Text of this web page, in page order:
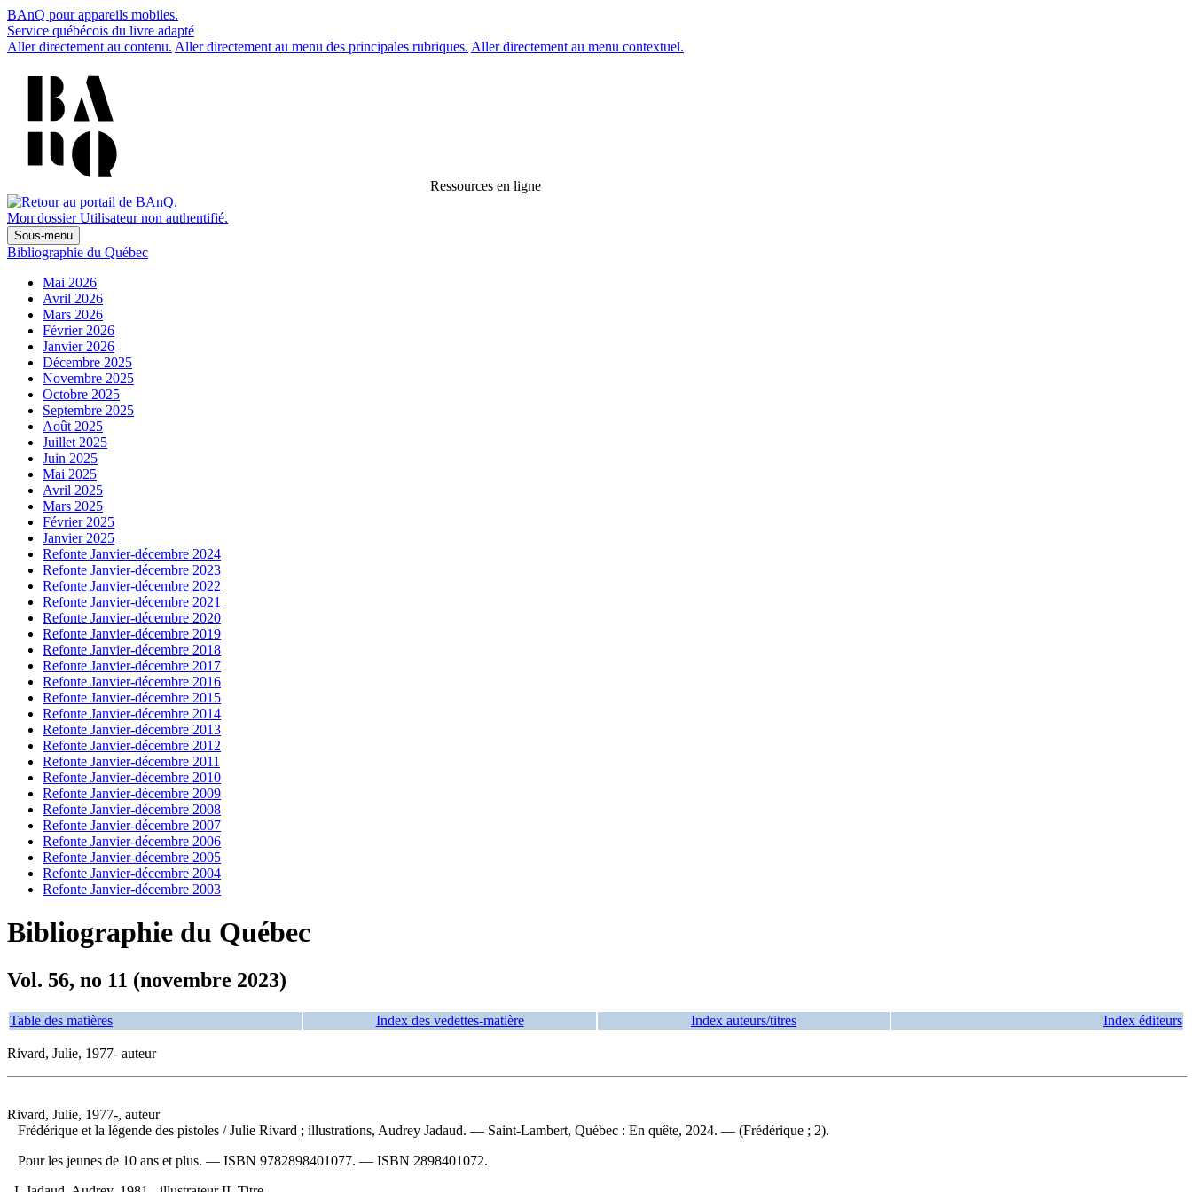
BAnQ pour appareils mobiles.
Service québécois du livre adapté
Aller directement au contenu. Aller directement au menu des principales rubriques. Aller directement au menu contextuel.
Ressources en ligne
Mon dossier Utilisateur non authentifié.
Sous-menu
Bibliographie du Québec
Mai 2026
Avril 2026
Mars 2026
Février 2026
Janvier 2026
Décembre 2025
Novembre 2025
Octobre 2025
Septembre 2025
Août 2025
Juillet 2025
Juin 2025
Mai 2025
Avril 2025
Mars 2025
Février 2025
Janvier 2025
Refonte Janvier-décembre 2024
Refonte Janvier-décembre 2023
Refonte Janvier-décembre 2022
Refonte Janvier-décembre 2021
Refonte Janvier-décembre 2020
Refonte Janvier-décembre 2019
Refonte Janvier-décembre 2018
Refonte Janvier-décembre 2017
Refonte Janvier-décembre 2016
Refonte Janvier-décembre 2015
Refonte Janvier-décembre 2014
Refonte Janvier-décembre 2013
Refonte Janvier-décembre 2012
Refonte Janvier-décembre 2011
Refonte Janvier-décembre 2010
Refonte Janvier-décembre 2009
Refonte Janvier-décembre 2008
Refonte Janvier-décembre 2007
Refonte Janvier-décembre 2006
Refonte Janvier-décembre 2005
Refonte Janvier-décembre 2004
Refonte Janvier-décembre 2003
Bibliographie du Québec
Vol. 56, no 11 (novembre 2023)
Table des matières Index des vedettes-matière Index auteurs/titres Index éditeurs
Rivard, Julie, 1977- auteur
Rivard, Julie, 1977-, auteur
Frédérique et la légende des pistoles / Julie Rivard ; illustrations, Audrey Jadaud. — Saint-Lambert, Québec : En quête, 2024. — (Frédérique ; 2).
Pour les jeunes de 10 ans et plus. — ISBN 9782898401077. — ISBN 2898401072.